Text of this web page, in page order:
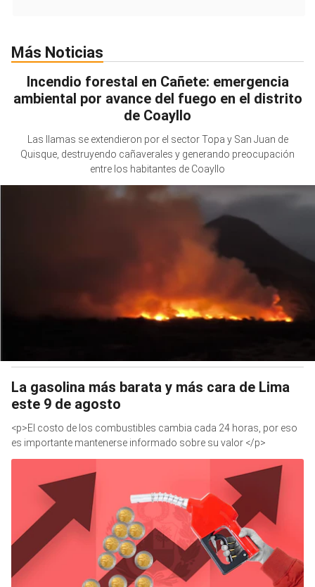
Más Noticias
Incendio forestal en Cañete: emergencia
ambiental por avance del fuego en el distrito
de Coayllo
Las llamas se extendieron por el sector Topa y San Juan de
Quisque, destruyendo cañaverales y generando preocupación
entre los habitantes de Coayllo
La gasolina más barata y más cara de Lima
este 9 de agosto
<p>El costo de los combustibles cambia cada 24 horas, por eso
es importante mantenerse informado sobre su valor </p>